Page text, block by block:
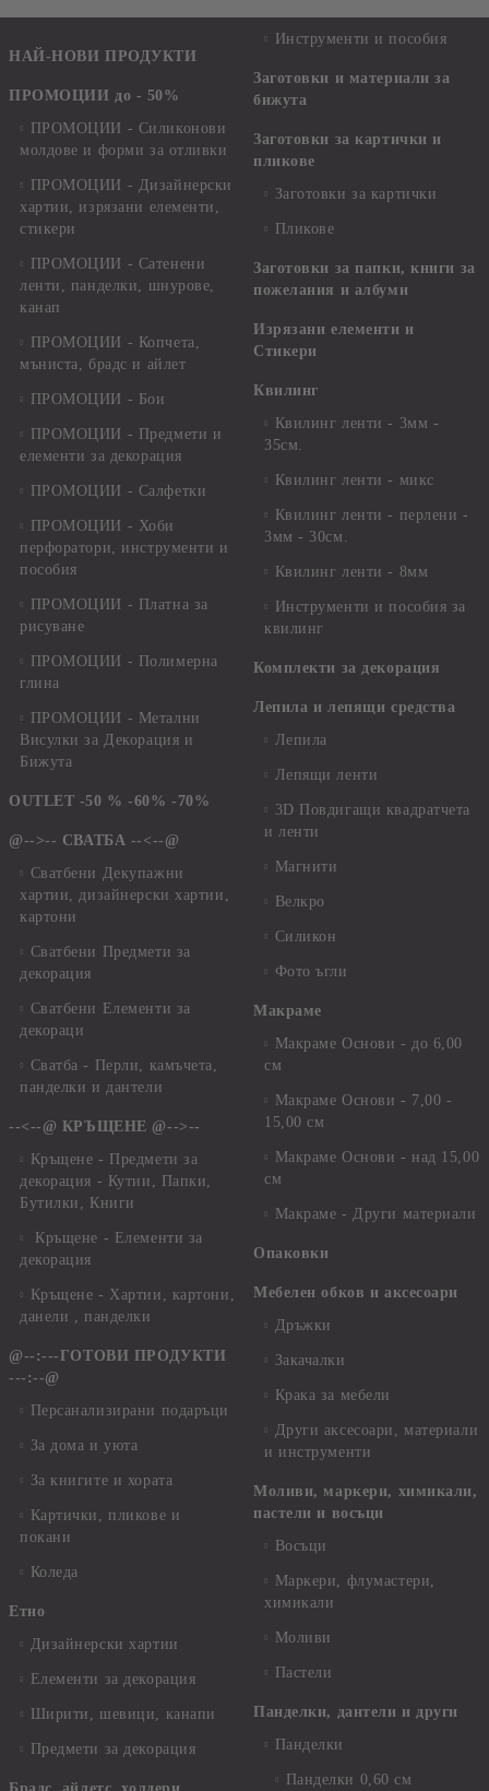
НАЙ-НОВИ ПРОДУКТИ
ПРОМОЦИИ до - 50%
ПРОМОЦИИ - Силиконови
молдове и форми за отливки
ПРОМОЦИИ - Дизайнерски
хартии, изрязани елементи,
стикери
ПРОМОЦИИ - Сатенени
ленти, панделки, шнурове,
канап
ПРОМОЦИИ - Копчета,
мъниста, брадс и айлет
ПРОМОЦИИ - Бои
ПРОМОЦИИ - Предмети и
елементи за декорация
ПРОМОЦИИ - Салфетки
ПРОМОЦИИ - Хоби
перфоратори, инструменти и
пособия
ПРОМОЦИИ - Платна за
рисуване
ПРОМОЦИИ - Полимерна
глина
ПРОМОЦИИ - Метални
Висулки за Декорация и
Бижута
OUTLET -50 % -60% -70%
@-->-- СВАТБА --<--@
Сватбени Декупажни
хартии, дизайнерски хартии,
картони
Сватбени Предмети за
декорация
Сватбени Елементи за
декораци
Сватба - Перли, камъчета,
панделки и дантели
--<--@ КРЪЩЕНЕ @-->--
Кръщене - Предмети за
декорация - Кутии, Папки,
Бутилки, Книги
Кръщене - Елементи за
декорация
Кръщене - Хартии, картони,
данели , панделки
@--:---ГОТОВИ ПРОДУКТИ
---:--@
Персанализирани подаръци
За дома и уюта
За книгите и хората
Картички, пликове и
покани
Коледа
Етно
Дизайнерски хартии
Елементи за декорация
Ширити, шевици, канапи
Предмети за декорация
Инструменти и пособия
Заготовки и материали за
бижута
Заготовки за картички и
пликове
Заготовки за картички
Пликове
Заготовки за папки, книги за
пожелания и албуми
Изрязани елементи и
Стикери
Квилинг
Квилинг ленти - 3мм -
35см.
Квилинг ленти - микс
Квилинг ленти - перлени -
3мм - 30см.
Квилинг ленти - 8мм
Инструменти и пособия за
квилинг
Комплекти за декорация
Лепила и лепящи средства
Лепила
Лепящи ленти
3D Повдигащи квадратчета
и ленти
Магнити
Велкро
Силикон
Фото ъгли
Макраме
Макраме Основи - до 6,00
см
Макраме Основи - 7,00 -
15,00 см
Макраме Основи - над 15,00
см
Макраме - Други материали
Опаковки
Мебелен обков и аксесоари
Дръжки
Закачалки
Крака за мебели
Други аксесоари, материали
и инструменти
Моливи, маркери, химикали,
пастели и восъци
Восъци
Маркери, флумастери,
химикали
Моливи
Пастели
Панделки, дантели и други
Панделки
Панделки 0,60 см